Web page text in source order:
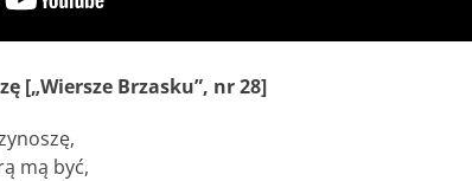
[„Wiersze Brzasku”, nr 28]
mą być,